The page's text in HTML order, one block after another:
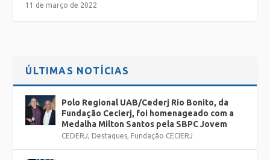
11 de março de 2022
ÚLTIMAS NOTÍCIAS
Polo Regional UAB/Cederj Rio Bonito, da
Fundação Cecierj, foi homenageado com a
Medalha Milton Santos pela SBPC Jovem
CEDERJ, Destaques, Fundação CECIERJ